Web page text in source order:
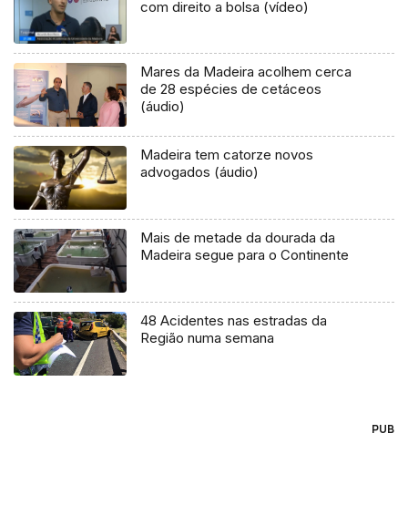
com direito a bolsa (vídeo)
Mares da Madeira acolhem cerca
de 28 espécies de cetáceos
(áudio)
Madeira tem catorze novos
advogados (áudio)
Mais de metade da dourada da
Madeira segue para o Continente
48 Acidentes nas estradas da
Região numa semana
PUB